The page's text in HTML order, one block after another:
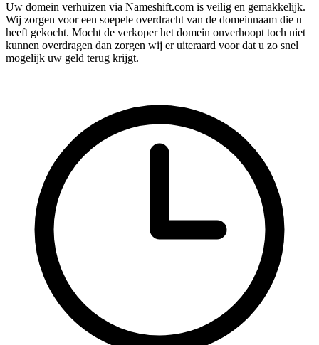
Uw domein verhuizen via Nameshift.com is veilig en gemakkelijk.
Wij zorgen voor een soepele overdracht van de domeinnaam die u
heeft gekocht. Mocht de verkoper het domein onverhoopt toch niet
kunnen overdragen dan zorgen wij er uiteraard voor dat u zo snel
mogelijk uw geld terug krijgt.